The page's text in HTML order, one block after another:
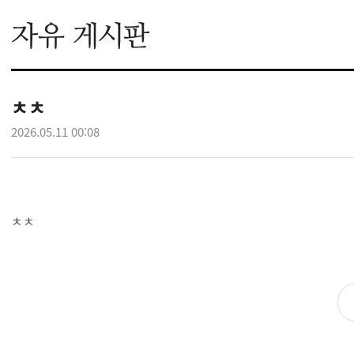
ㅊㅊ
2026.05.11 00:08
ㅊㅊ